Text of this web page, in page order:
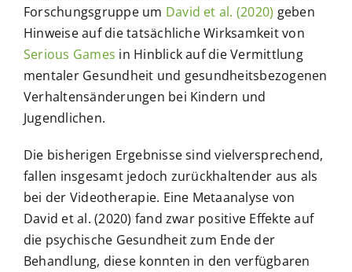
Forschungsgruppe um David et al. (2020) geben
Hinweise auf die tatsächliche Wirksamkeit von
Serious Games in Hinblick auf die Vermittlung
mentaler Gesundheit und gesundheitsbezogenen
Verhaltensänderungen bei Kindern und
Jugendlichen.
Die bisherigen Ergebnisse sind vielversprechend,
fallen insgesamt jedoch zurückhaltender aus als
bei der Videotherapie. Eine Metaanalyse von
David et al. (2020) fand zwar positive Effekte auf
die psychische Gesundheit zum Ende der
Behandlung, diese konnten in den verfügbaren